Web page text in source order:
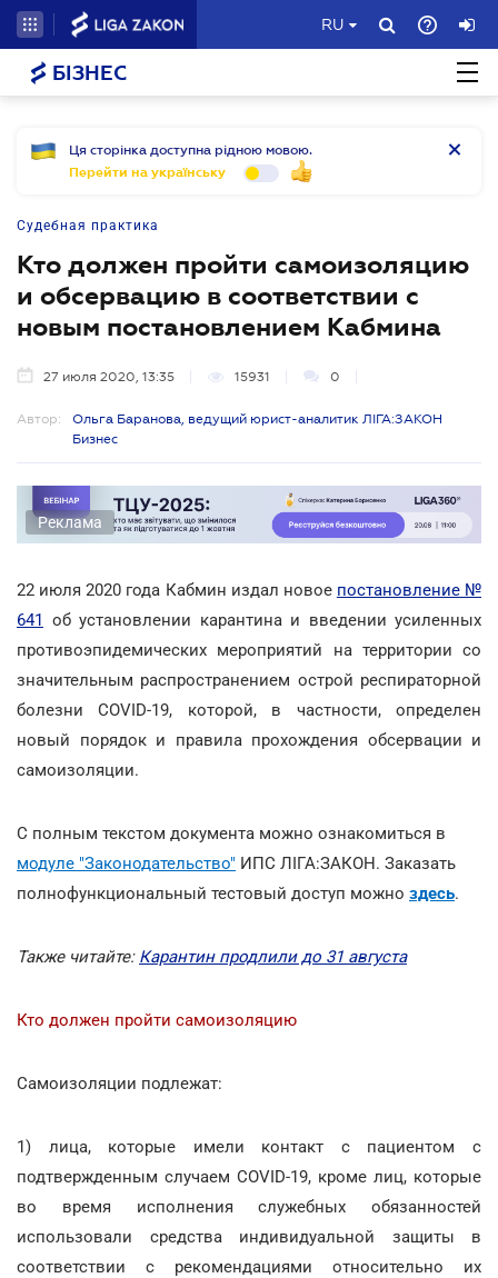
RU
БІЗНЕС
Ця сторінка доступна рідною мовою.
Перейти на українську
Судебная практика
Кто должен пройти самоизоляцию
и обсервацию в соответствии с
новым постановлением Кабмина
27 июля 2020, 13:35 15931 0
Автор:
Ольга Баранова, ведущий юрист-аналитик ЛІГА:ЗАКОН
Бизнес
Реклама
22 июля 2020 года Кабмин издал новое постановление №
641 об установлении карантина и введении усиленных
противоэпидемических мероприятий на территории со
значительным распространением острой респираторной
болезни COVID-19, которой, в частности, определен
новый порядок и правила прохождения обсервации и
самоизоляции.
С полным текстом документа можно ознакомиться в
модуле "Законодательство" ИПС ЛІГА:ЗАКОН. Заказать
полнофункциональный тестовый доступ можно здесь.
Также читайте: Карантин продлили до 31 августа
Кто должен пройти самоизоляцию
Самоизоляции подлежат:
1) лица, которые имели контакт с пациентом с
подтвержденным случаем COVID-19, кроме лиц, которые
во время исполнения служебных обязанностей
использовали средства индивидуальной защиты в
соответствии с рекомендациями относительно их